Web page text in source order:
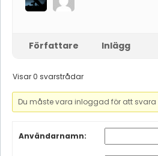
Författare Inlägg
Visar 0 svarstrådar
Du måste vara inloggad för att
Användarnamn: